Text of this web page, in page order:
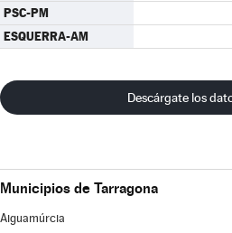
PSC-PM
ESQUERRA-AM
Descárgate los
Municipios de Tarragona
Aiguamúrcia